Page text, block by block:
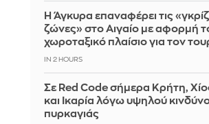
Η Άγκυρα επαναφέρει τις
ζώνες» στο Αιγαίο με αφορμή
χωροταξικό πλαίσιο για τον
IN 2 HOURS
Σε Red Code σήμερα Κρήτη,
και Ικαρία λόγω υψηλού
πυρκαγιάς